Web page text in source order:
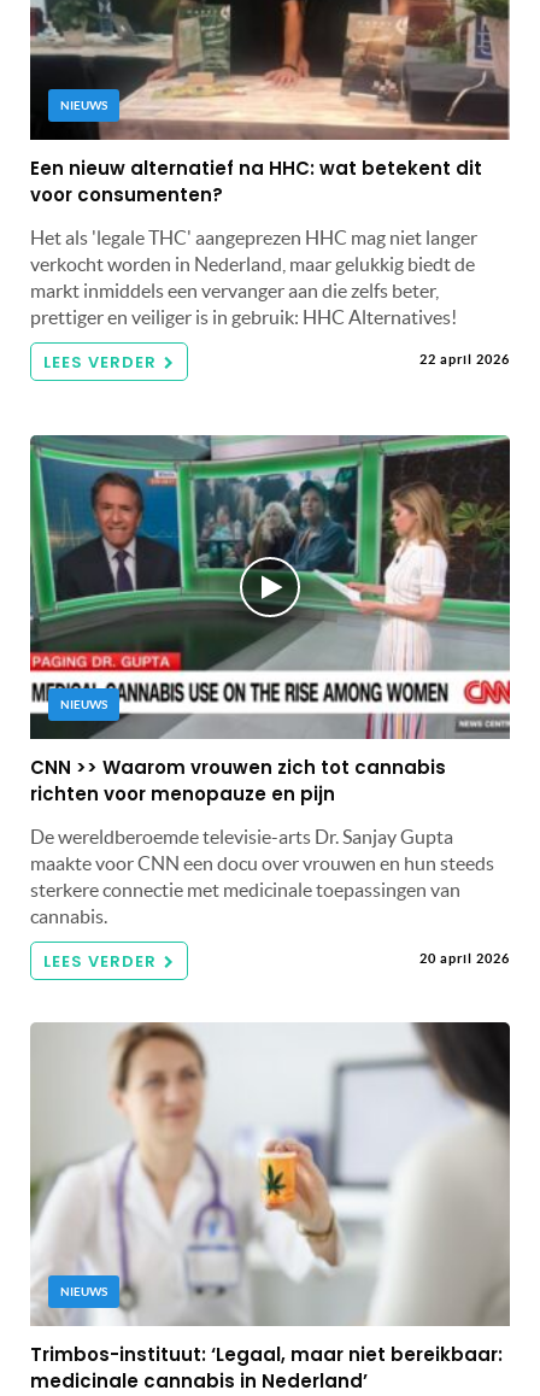
NIEUWS
Een nieuw alternatief na HHC: wat betekent dit
voor consumenten?
Het als 'legale THC' aangeprezen HHC mag niet langer
verkocht worden in Nederland, maar gelukkig biedt de
markt inmiddels een vervanger aan die zelfs beter,
prettiger en veiliger is in gebruik: HHC Alternatives!
LEES VERDER 22 april 2026
NIEUWS
CNN >> Waarom vrouwen zich tot cannabis
richten voor menopauze en pijn
De wereldberoemde televisie-arts Dr. Sanjay Gupta
maakte voor CNN een docu over vrouwen en hun steeds
sterkere connectie met medicinale toepassingen van
cannabis.
LEES VERDER 20 april 2026
NIEUWS
Trimbos-instituut: ‘Legaal, maar niet bereikbaar:
medicinale cannabis in Nederland’